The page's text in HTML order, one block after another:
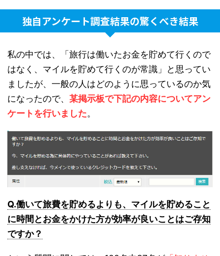
独自アンケート調査結果の驚くべき結果
私の中では、「旅行は働いたお金を貯めて行くので
はなく、マイルを貯めて行くのが常識」と思ってい
ましたが、一般の人はどのように思っているのか気
になったので、 某掲示板で下記の内容についてアン
ケートを行いました。
Q.働いて旅費を貯めるよりも、マイルを貯めること
に時間とお金をかけた方が効率が良いことはご存知
ですか？